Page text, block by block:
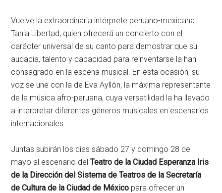
Vuelve la extraordinaria intérprete peruano-mexicana
Tania Libertad, quien ofrecerá un concierto con el
carácter universal de su canto para demostrar que su
audacia, talento y capacidad para reinventarse la han
consagrado en la escena musical. En esta ocasión, su
voz se une con la de Eva Ayllón, la máxima representante
de la música afro-peruana, cuya versatilidad la ha llevado
a interpretar diferentes géneros musicales en escenarios
internacionales.
Juntas subirán los días sábado 27 y domingo 28 de
mayo al escenario delTeatro de la Ciudad Esperanza Iris
de la Dirección del Sistema de Teatros de la Secretaría
de Cultura de la Ciudad de México para ofrecer un